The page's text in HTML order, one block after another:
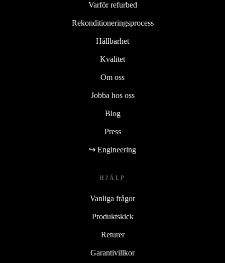
Varför refurbed
Rekonditioneringsprocess
Hållbarhet
Kvalitet
Om oss
Jobba hos oss
Blog
Press
↪ Engineering
HJÄLP
Vanliga frågor
Produktskick
Returer
Garantivillkor